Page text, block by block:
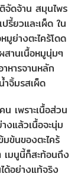
จัดจ้าน สมุนไพร
รี้ยวและเผ็ด ใน
มูย่างตะไคร้โดด
สานเนื้อหมูนุ่มๆ
หารจานหลัก
ำจิ้มรสเผ็ด
เพราะเนื้อส่วน
งแล้วเนื้อจะนุ่ม
ข้นของตะไคร้
เมนูนี้ก็สะท้อนถึง
ด้อย่างแท้จริง